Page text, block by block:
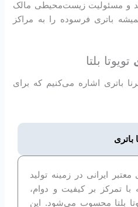
و مسئولیت زیست‌محیطی مالک
باتری فرسوده را به مراکز
تویوتا بلتا
باتری اشاره می‌کنیم که برای
باتری
ایرانی در زمینه تولید
تمرکز بر کیفیت و دوام،
بلتا محسوب می‌شود. این